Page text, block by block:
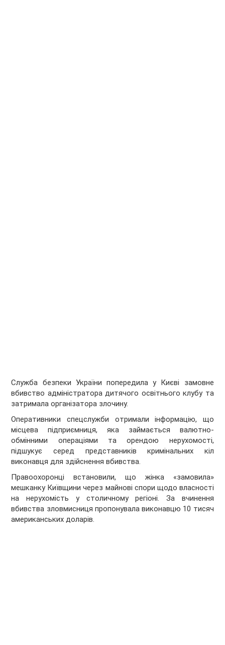
Служба безпеки України попередила у Києві замовне
вбивство адміністратора дитячого освітнього клубу та
затримала організатора злочину.
Оперативники спецслужби отримали інформацію, що
місцева підприємниця, яка займається валютно-
обмінними операціями та орендою нерухомості,
підшукує серед представників кримінальних кіл
виконавця для здійснення вбивства.
Правоохоронці встановили, що жінка «замовила»
мешканку Київщини через майнові спори щодо власності
на нерухомість у столичному регіоні. За вчинення
вбивства зловмисниця пропонувала виконавцю 10 тисяч
американських доларів.